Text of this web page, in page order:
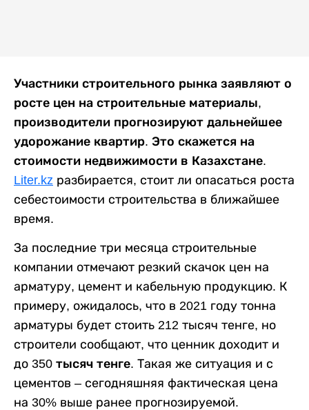
Участники строительного рынка заявляют о
росте цен на строительные материалы,
производители прогнозируют дальнейшее
удорожание квартир. Это скажется на
стоимости недвижимости в Казахстане.
Liter.kz разбирается, стоит ли опасаться роста
себестоимости строительства в ближайшее
время.
За последние три месяца строительные
компании отмечают резкий скачок цен на
арматуру, цемент и кабельную продукцию. К
примеру, ожидалось, что в 2021 году тонна
арматуры будет стоить 212 тысяч тенге, но
строители сообщают, что ценник доходит и
до 350 тысяч тенге. Такая же ситуация и с
цементов – сегодняшняя фактическая цена
на 30% выше ранее прогнозируемой.